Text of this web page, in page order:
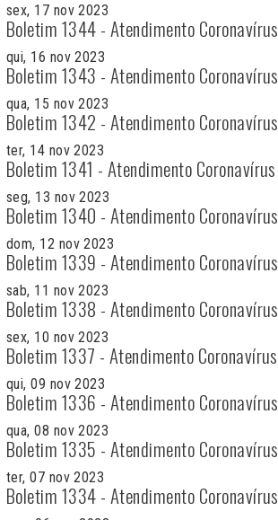
sex, 17 nov 2023
Boletim 1344 - Atendimento Coronavírus
qui, 16 nov 2023
Boletim 1343 - Atendimento Coronavírus
qua, 15 nov 2023
Boletim 1342 - Atendimento Coronavírus
ter, 14 nov 2023
Boletim 1341 - Atendimento Coronavírus
seg, 13 nov 2023
Boletim 1340 - Atendimento Coronavírus
dom, 12 nov 2023
Boletim 1339 - Atendimento Coronavírus
sab, 11 nov 2023
Boletim 1338 - Atendimento Coronavírus
sex, 10 nov 2023
Boletim 1337 - Atendimento Coronavírus
qui, 09 nov 2023
Boletim 1336 - Atendimento Coronavírus
qua, 08 nov 2023
Boletim 1335 - Atendimento Coronavírus
ter, 07 nov 2023
Boletim 1334 - Atendimento Coronavírus